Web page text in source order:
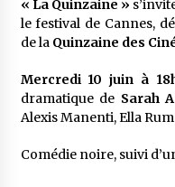
« La Quinzaine »
le festival de Cannes,
de la Quinzaine des
Mercredi 10 juin à
dramatique de Sarah
Alexis Manenti, Ella
Comédie noire, suivi